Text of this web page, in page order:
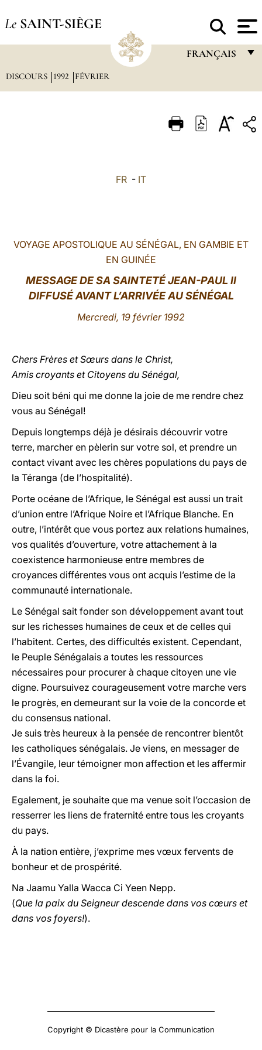
Le SAINT-SIÈGE
FRANÇAIS
ITALIANO
LATINE
DISCOURS 1992 FÉVRIER
FR - IT
VOYAGE APOSTOLIQUE AU SÉNÉGAL, EN GAMBIE ET
EN GUINÉE
MESSAGE DE SA SAINTETÉ JEAN-PAUL II
DIFFUSÉ AVANT L’ARRIVÉE AU SÉNÉGAL
Mercredi, 19 février 1992
Chers Frères et Sœurs dans le Christ,
Amis croyants et Citoyens du Sénégal,
Dieu soit béni qui me donne la joie de me rendre chez
vous au Sénégal!
Depuis longtemps déjà je désirais découvrir votre
terre, marcher en pèlerin sur votre sol, et prendre un
contact vivant avec les chères populations du pays de
la Téranga (de l’hospitalité).
Porte océane de l’Afrique, le Sénégal est aussi un trait
d’union entre l’Afrique Noire et l’Afrique Blanche. En
outre, l’intérêt que vous portez aux relations humaines,
vos qualités d’ouverture, votre attachement à la
coexistence harmonieuse entre membres de
croyances différentes vous ont acquis l’estime de la
communauté internationale.
Le Sénégal sait fonder son développement avant tout
sur les richesses humaines de ceux et de celles qui
l’habitent. Certes, des difficultés existent. Cependant,
le Peuple Sénégalais a toutes les ressources
nécessaires pour procurer à chaque citoyen une vie
digne. Poursuivez courageusement votre marche vers
le progrès, en demeurant sur la voie de la concorde et
du consensus national.
Je suis très heureux à la pensée de rencontrer bientôt
les catholiques sénégalais. Je viens, en messager de
l’Évangile, leur témoigner mon affection et les affermir
dans la foi.
Egalement, je souhaite que ma venue soit l’occasion de
resserrer les liens de fraternité entre tous les croyants
du pays.
À la nation entière, j’exprime mes vœux fervents de
bonheur et de prospérité.
Na Jaamu Yalla Wacca Ci Yeen Nepp.
(Que la paix du Seigneur descende dans vos cœurs et
dans vos foyers!).
Copyright © Dicastère pour la Communication